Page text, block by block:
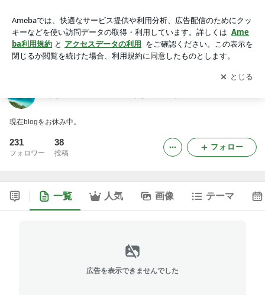
アプリをダウンロードして ブログの更新通知
を受け取りまし
ょう。
開く
現在blogをお休み中。
231
フォロワー
38
投稿
フォロー
一覧 人気 画像 テーマ
広告を表示できませんでした